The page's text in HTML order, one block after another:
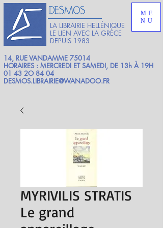
LA LIBRAIRIE HELLÉNIQUE
LE LIEN AVEC LA GRÈCE
DEPUIS 1983
ME
NU
14, RUE VANDAMME 75014
HORAIRES : MERCREDI ET SAMEDI, DE 13h À 19H
01 43 2O 84 04
DESMOS.LIBRAIRIE@WANADOO.FR
MYRIVILIS STRATIS
Le grand